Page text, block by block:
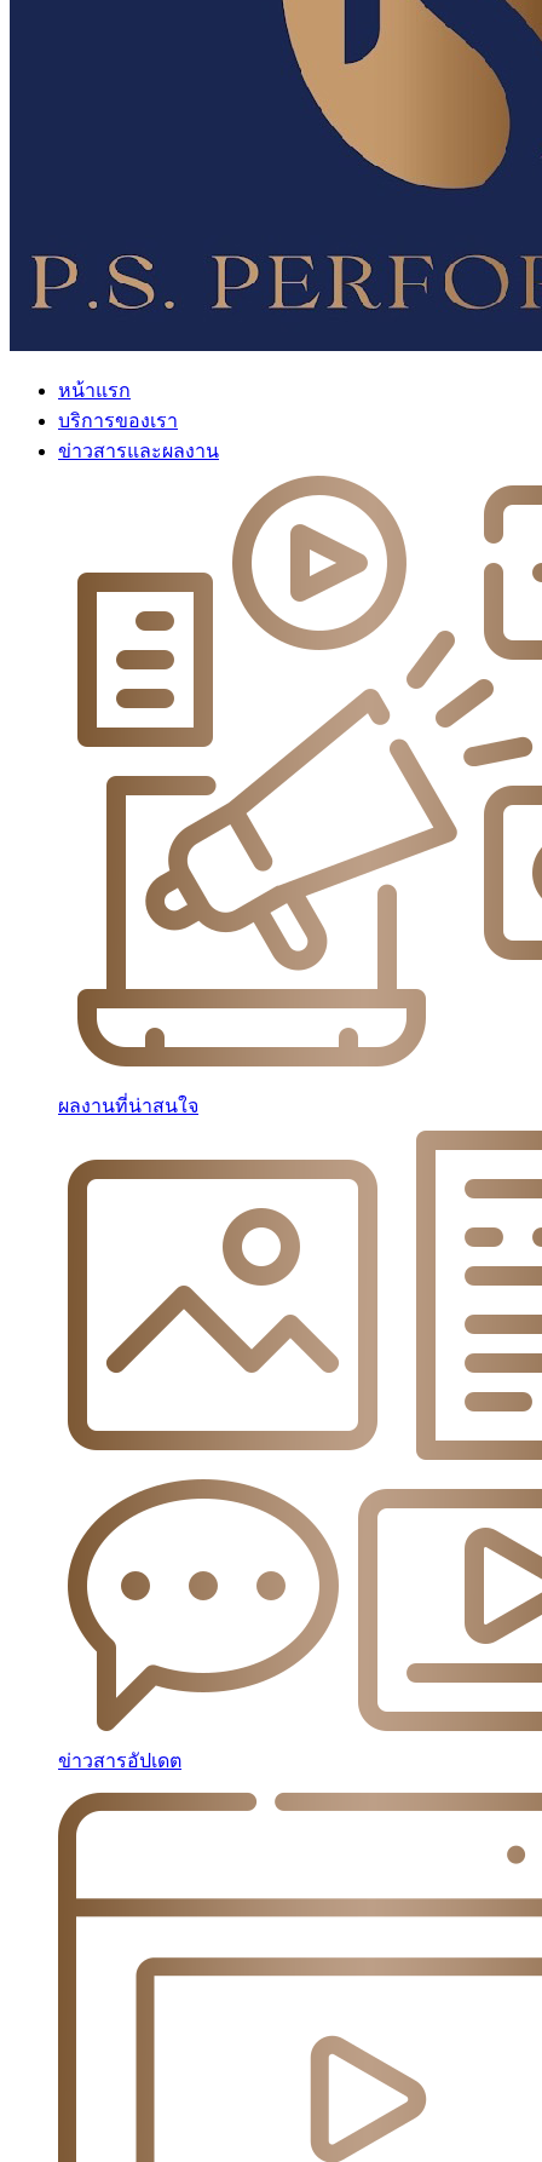
หน้าแรก
บริการของเรา
ข่าวสารและผลงาน
ผลงานที่น่าสนใจ
ข่าวสารอัปเดต